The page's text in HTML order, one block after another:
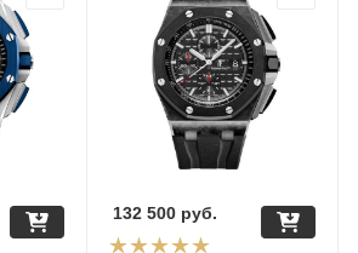
132 500руб.